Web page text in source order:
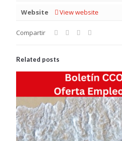
Website
View website
Compartir
Related posts